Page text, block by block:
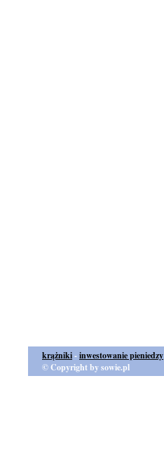
krążniki-inwestowanie pieniedzy
© Copyright by sowie.pl